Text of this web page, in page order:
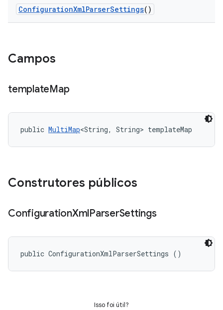
ConfigurationXmlParserSettings()
Campos
templateMap
public MultiMap<String, String> templateMap
Construtores públicos
ConfigurationXmlParserSettings
public ConfigurationXmlParserSettings ()
Isso foi útil?